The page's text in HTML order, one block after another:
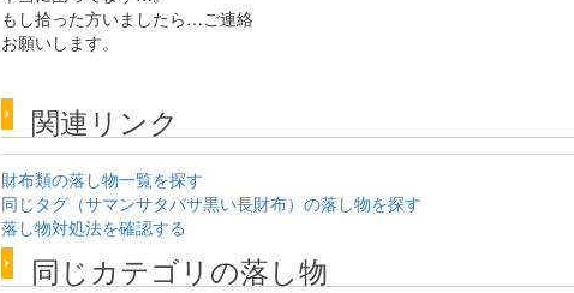
もし拾った方いましたら…ご連絡
お願いします。
関連リンク
財布類の落し物一覧を探す
同じタグ（サマンサタバサ黒い長財布）の落し物を探す
落し物対処法を確認する
同じカテゴリの落し物